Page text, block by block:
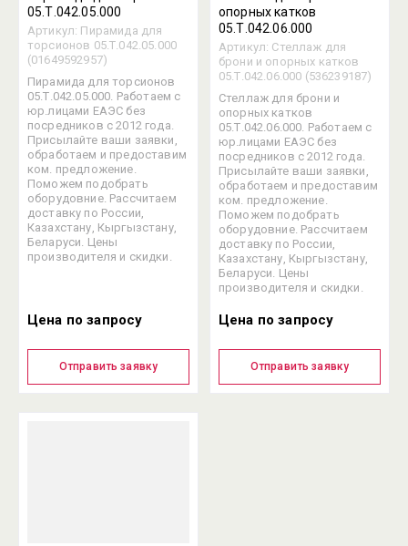
05.Т.042.05.000
Артикул: Пирамида для
торсионов 05.Т.042.05.000
(01649592957)
Пирамида для торсионов
05.Т.042.05.000. Работаем с
юр.лицами ЕАЭС без
посредников с 2012 года.
Присылайте ваши заявки,
обработаем и предоставим
ком. предложение.
Поможем подобрать
оборудовние. Рассчитаем
доставку по России,
Казахстану, Кыргызстану,
Беларуси. Цены
производителя и скидки.
Цена по запросу
Отправить заявку
опорных катков
05.Т.042.06.000
Артикул: Стеллаж для
брони и опорных катков
05.Т.042.06.000 (536239187)
Стеллаж для брони и
опорных катков
05.Т.042.06.000. Работаем с
юр.лицами ЕАЭС без
посредников с 2012 года.
Присылайте ваши заявки,
обработаем и предоставим
ком. предложение.
Поможем подобрать
оборудовние. Рассчитаем
доставку по России,
Казахстану, Кыргызстану,
Беларуси. Цены
производителя и скидки.
Цена по запросу
Отправить заявку